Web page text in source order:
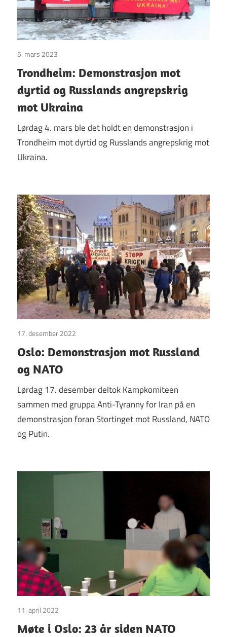
5. mars 2023
Trondheim: Demonstrasjon mot
dyrtid og Russlands angrepskrig
mot Ukraina
Lørdag 4. mars ble det holdt en demonstrasjon i
Trondheim mot dyrtid og Russlands angrepskrig mot
Ukraina.
17. desember 2022
Oslo: Demonstrasjon mot Russland
og NATO
Lørdag 17. desember deltok Kampkomiteen
sammen med gruppa Anti-Tyranny for Iran på en
demonstrasjon foran Stortinget mot Russland, NATO
og Putin.
11. april 2022
Møte i Oslo: 23 år siden NATO